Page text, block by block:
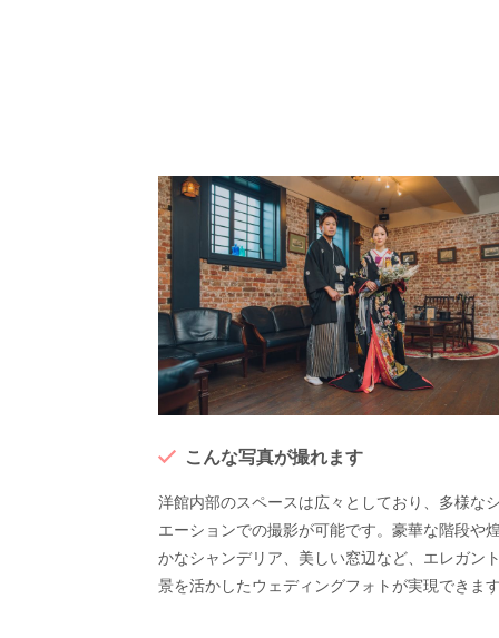
こんな写真が撮れます
洋館内部のスペースは広々としており、多様な
エーションでの撮影が可能です。豪華な階段や
かなシャンデリア、美しい窓辺など、エレガン
景を活かしたウェディングフォトが実現できま